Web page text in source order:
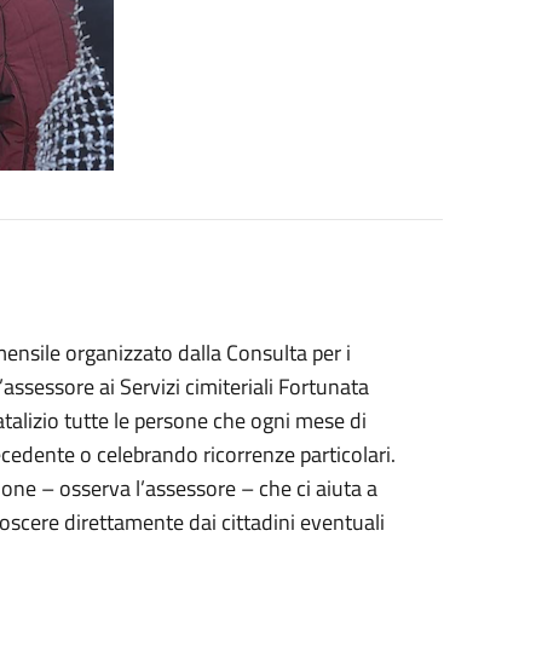
organizzato dalla Consulta per i
ai Servizi cimiteriali Fortunata
tutte le persone che ogni mese di
o celebrando ricorrenze particolari.
– osserva l’assessore – che ci aiuta a
direttamente dai cittadini eventuali